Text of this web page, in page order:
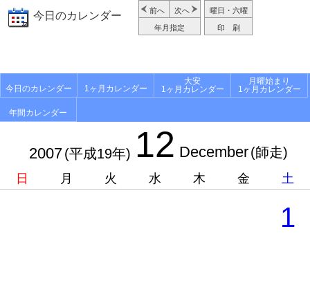
今日のカレンダー 前へ 次へ
年月指定
曜日・六曜
印 刷
今日のカレンダー 1ヶ月カレンダー
大安
1ヶ月カレンダー
月曜始まり
1ヶ月カレンダー
年間カレンダー
2007(平成19年) 12 December(師走)
日 月 火 水 木 金 土
1